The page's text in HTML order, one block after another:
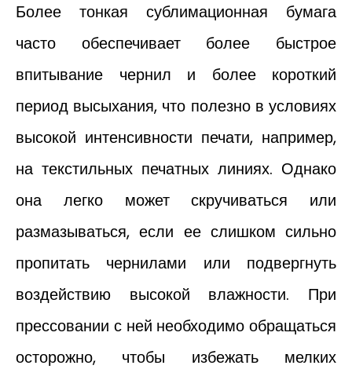
Более тонкая сублимационная бумага
часто обеспечивает более быстрое
впитывание чернил и более короткий
период высыхания, что полезно в условиях
высокой интенсивности печати, например,
на текстильных печатных линиях. Однако
она легко может скручиваться или
размазываться, если ее слишком сильно
пропитать чернилами или подвергнуть
воздействию высокой влажности. При
прессовании с ней необходимо обращаться
осторожно, чтобы избежать мелких